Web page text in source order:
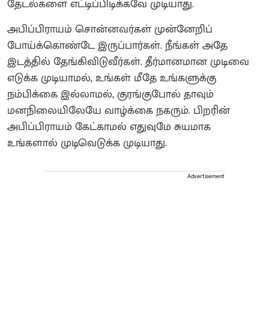
தேடல்களை எட்டிப்பிடிக்கவே முடியாது.
அபிப்பிராயம் சொன்னவர்கள் முன்னேறிப்
போய்க்கொண்டே இருப்பார்கள். நீங்கள் அதே
இடத்தில் தேங்கிவிடுவீர்கள். தீர்மானமான முடிவை
எடுக்க முடியாமல், உங்கள் மீதே உங்களுக்கு
நம்பிக்கை இல்லாமல், குரங்குபோல் தாவும்
மனநிலையிலேயே வாழ்க்கை நகரும். பிறரின்
அபிப்பிராயம் கேட்காமல் எதுவுமே சுயமாக
உங்களால் முடிவெடுக்க முடியாது.
Advertisement